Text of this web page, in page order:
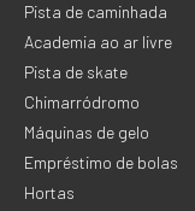
Pista de caminhada
Academia ao ar livre
Pista de skate
Chimarródromo
Máquinas de gelo
Empréstimo de bolas
Hortas